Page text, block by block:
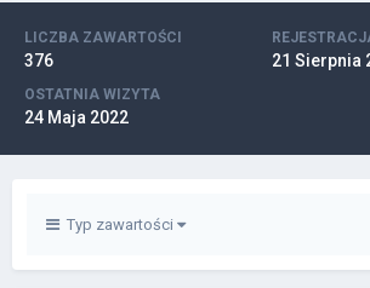
LICZBA ZAWARTOŚCI
376 21 Sierpnia
OSTATNIA WIZYTA
24 Maja 2022
Typ zawartości